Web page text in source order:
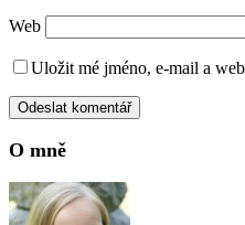
Web
Uložit mé jméno, e-mail a
O mně